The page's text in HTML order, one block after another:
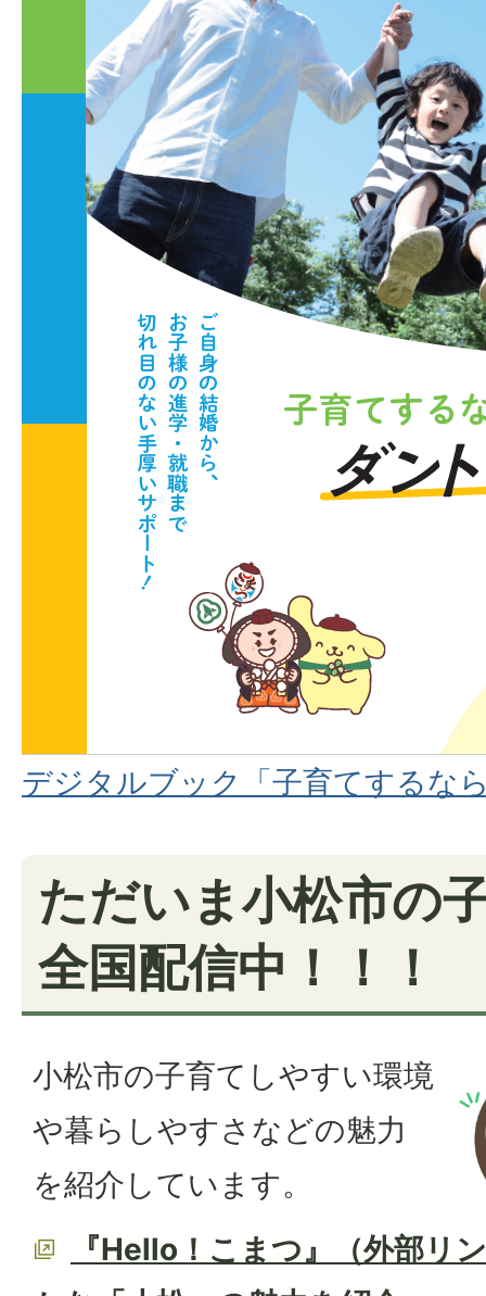
デジタルブック「子育てするな
ただいま小松市の
全国配信中！！！
小松市の子育てしやすい環境
や暮らしやすさなどの魅力
を紹介しています。
『Hello！こまつ』（外部リ